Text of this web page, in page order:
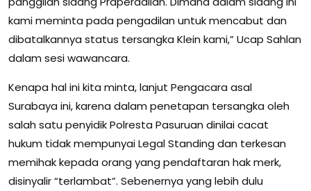
kami meminta pada pengadilan untuk mencabut dan
dibatalkannya status tersangka Klein kami,” Ucap Sahlan
dalam sesi wawancara.
Kenapa hal ini kita minta, lanjut Pengacara asal
Surabaya ini, karena dalam penetapan tersangka oleh
salah satu penyidik Polresta Pasuruan dinilai cacat
hukum tidak mempunyai Legal Standing dan terkesan
memihak kepada orang yang pendaftaran hak merk,
disinyalir “terlambat”. Sebenernya yang lebih dulu